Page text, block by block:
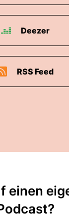
Deezer
RSS Feed
einen